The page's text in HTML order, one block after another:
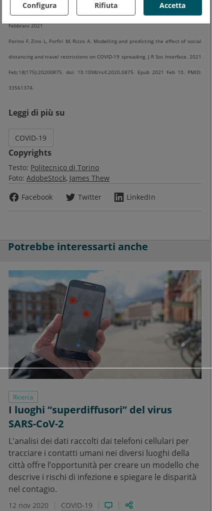
Configura Rifiuta Accetta
prevedere la diffusione del virus in Italia e ottimizzare il piano vaccinale. 10
Febbraio 2021
Parino F, Zino L, Porfiri M, Rizzo A. Modelling and predicting the effect of social
distancing and travel restrictions on COVID-19 spreading. J R Soc Interface. 2021
Feb;18(175):20200875. doi: 10.1098/rsif.2020.0875. Epub 2021 Feb 10. PMID:
33561374.
Leggi di più su
COVID-19
Copyrights
Testo: Politecnico di Torino
Foto: AdobeStock James Thew
Facebook
Twitter LinkedIn
Potrebbe interessarti anche
Ricerca
I luoghi “superdiffusori” del virus
SARS-CoV-2
L'analisi dei dati raccolti dai telefoni cellulari per
tracciare i contatti umani nei diversi luoghi della
città offre l’opportunità per creare un modello che
descrive i rischi di infezione e spiegare le disparità
nel contagio.
12 nov 2020 COVID-19